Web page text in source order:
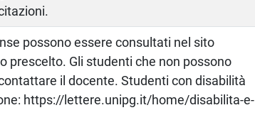
possono essere consultati nel sito
prescelto. Gli studenti che non possono
il docente. Studenti con disabilità
https://lettere.unipg.it/home/disabilita-e-